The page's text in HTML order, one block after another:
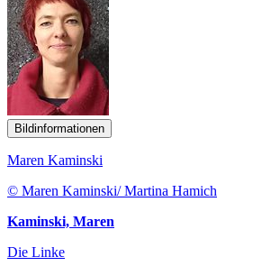
Bildinformationen
Maren Kaminski
© Maren Kaminski/ Martina Hamich
Kaminski, Maren
Die Linke